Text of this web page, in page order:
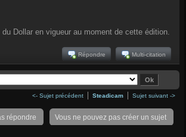
Dollar en vigueur au moment de cette édition.
Multi-citation
Répondre
<- Sujet précédent Steadicam Sujet suivant ->
Vous ne pouvez pas créer un sujet
répondre